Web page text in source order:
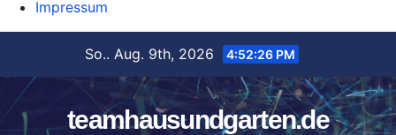
Impressum
springen
So.. Aug. 9th, 2026 4:52:26 PM
teamhausundgarten.de